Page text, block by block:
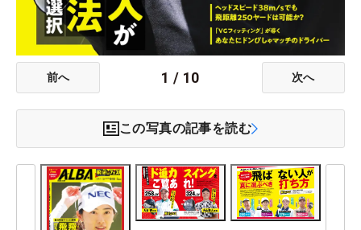
前へ 1 / 10 次へ
この写真の記事を読む